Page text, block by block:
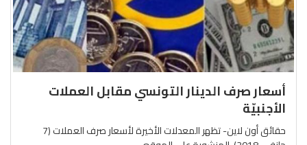
أسعار صرف الدينار التونسي مقابل العملات
الأجنبيّة
حقائق أون لاين- تظهر المعدلات الأخيرة لأسعار صرف العملات (7